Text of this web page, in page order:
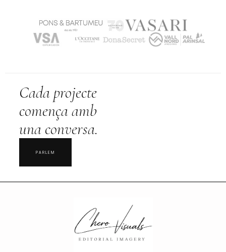
Cada projecte
comença amb
una conversa.
PARLEM